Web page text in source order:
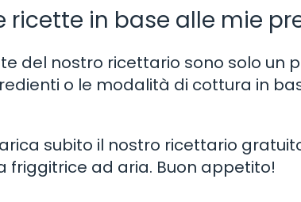
ricette in base alle mie
del nostro ricettario sono solo un
o le modalità di cottura in
subito il nostro ricettario
friggitrice ad aria. Buon appetito!